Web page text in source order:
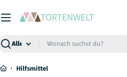
Inhalt
Suchen
› Hilfsmittel